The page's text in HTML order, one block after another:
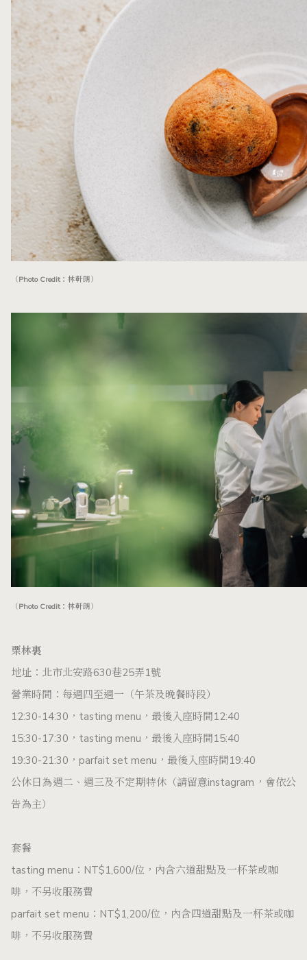
（Photo Credit：林軒朗）
（Photo Credit：林軒朗）
栗林裏
地址：北市北安路630巷25弄1號
營業時間： 每週四至週一（午茶及晚餐時段）
12:30-14:30，tasting menu，最後入座時間12:40
15:30-17:30，tasting menu，最後入座時間15:40
19:30-21:30，parfait set menu，最後入座時間19:40
公休日為週二、週三及不定期特休（請留意instagram，會依公
告為主）
套餐
tasting menu：NT$1,600/位，內含六道甜點及一杯茶或咖
啡，不另收服務費
parfait set menu：NT$1,200/位，內含四道甜點及一杯茶或咖
啡，不另收服務費